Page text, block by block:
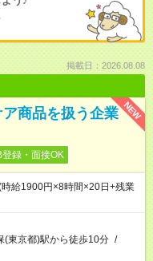
掲載日：2026.08.08
NEW
商品を扱う企業
登録・面接OK
給1900円×8時間×20日+残業
(東京都)駅から徒歩10分 /